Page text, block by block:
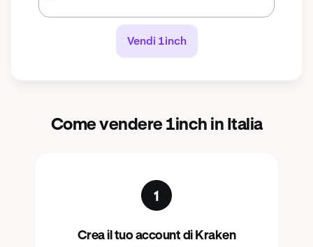
Vendi 1inch
Come vendere 1inch in Italia
Crea il tuo account di Kraken